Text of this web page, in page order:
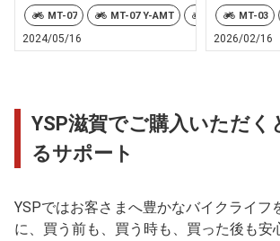
MT-07 MT-07 Y-AMT Ténéré700
2024/05/16
MT-03
2026/02/16
YSP滋賀でご購入いただく
るサポート
YSPではお客さまへ豊かなバイクライフ
に、買う前も、買う時も、買った後も安